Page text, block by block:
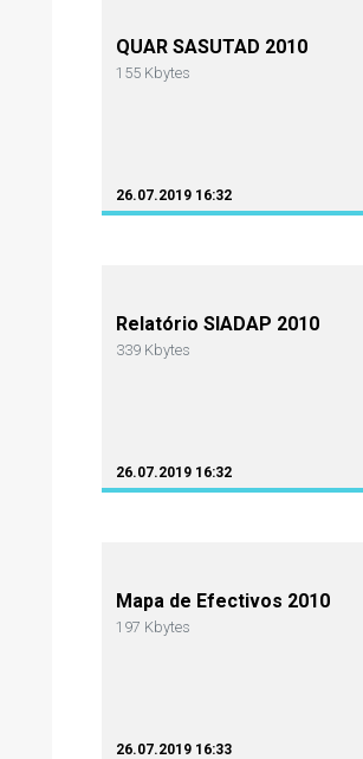
QUAR SASUTAD 2010
155 Kbytes
26.07.2019 16:32
Relatório SIADAP 2010
339 Kbytes
26.07.2019 16:32
Mapa de Efectivos 2010
197 Kbytes
26.07.2019 16:33